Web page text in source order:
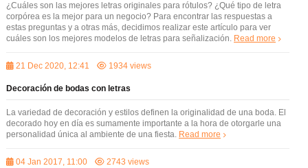
¿Cuáles son las mejores letras originales para rótulos? ¿Qué tipo de letra
corpórea es la mejor para un negocio? Para encontrar las respuestas a
estas preguntas y a otras más, decidimos realizar este artículo para ver
cuáles son los mejores modelos de letras para señalización. Read more
21 Dec 2020, 12:41 1934 views
Decoración de bodas con letras
La variedad de decoración y estilos definen la originalidad de una boda. El
decorado hoy en día es sumamente importante a la hora de otorgarle una
personalidad única al ambiente de una fiesta. Read more
04 Jan 2017, 11:00 2743 views